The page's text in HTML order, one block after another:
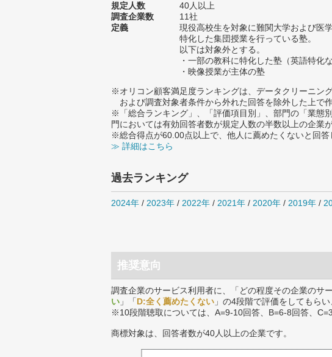
規定人数
40人以上
調査企業数
11社
定義
現役高校生を対象に難関大学および医
特化した集団授業を行っている塾。
以下は対象外とする。
・一部の教科に特化した塾（英語特化な
・映像授業が主体の塾
※オリコン顧客満足度ランキングは、データクリーニン
および調査対象者条件から外れた回答を除外した上で作
※「総合ランキング」、「評価項目別」、部門の「業態
門においては有効回答者数が規定人数の半数以上の企業
※総合得点が60.00点以上で、他人に薦めたくないと回
≫ 詳細はこちら
過去ランキング
2024年 / 2023年 / 2022年 / 2021年 / 2020年 / 2019年 /
推奨意向
調査企業のサービス利用者に、「どの程度その企業のサ
い 」「D:全く薦めたくない 」の4段階で評価をしてもらい
※10段階聴取については、A=9-10回答、B=6-8回答、
商標対象は、回答者数が40人以上の企業です。